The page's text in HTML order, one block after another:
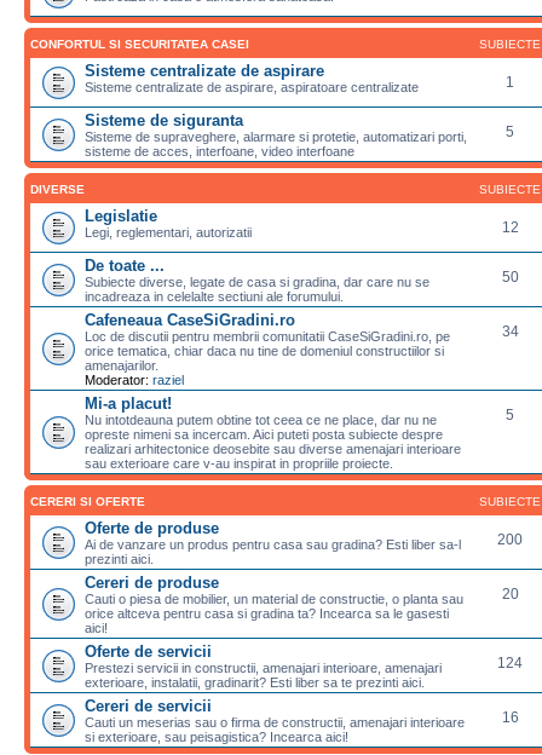
CONFORTUL SI SECURITATEA CASEI SUBIECTE
Sisteme centralizate de aspirare
Sisteme centralizate de aspirare, aspiratoare centralizate 1
Sisteme de siguranta
Sisteme de supraveghere, alarmare si protetie, automatizari porti,
sisteme de acces, interfoane, video interfoane
5
DIVERSE SUBIECTE
Legislatie
Legi, reglementari, autorizatii 12
De toate ...
Subiecte diverse, legate de casa si gradina, dar care nu se
incadreaza in celelalte sectiuni ale forumului.
50
Cafeneaua CaseSiGradini.ro
Loc de discutii pentru membrii comunitatii CaseSiGradini.ro, pe
orice tematica, chiar daca nu tine de domeniul constructiilor si
amenajarilor.
Moderator: raziel
34
Mi-a placut!
Nu intotdeauna putem obtine tot ceea ce ne place, dar nu ne
opreste nimeni sa incercam. Aici puteti posta subiecte despre
realizari arhitectonice deosebite sau diverse amenajari interioare
sau exterioare care v-au inspirat in propriile proiecte.
5
CERERI SI OFERTE SUBIECTE
Oferte de produse
Ai de vanzare un produs pentru casa sau gradina? Esti liber sa-l
prezinti aici.
200
Cereri de produse
Cauti o piesa de mobilier, un material de constructie, o planta sau
orice altceva pentru casa si gradina ta? Incearca sa le gasesti
aici!
20
Oferte de servicii
Prestezi servicii in constructii, amenajari interioare, amenajari
exterioare, instalatii, gradinarit? Esti liber sa te prezinti aici.
124
Cereri de servicii
Cauti un meserias sau o firma de constructii, amenajari interioare
si exterioare, sau peisagistica? Incearca aici!
16